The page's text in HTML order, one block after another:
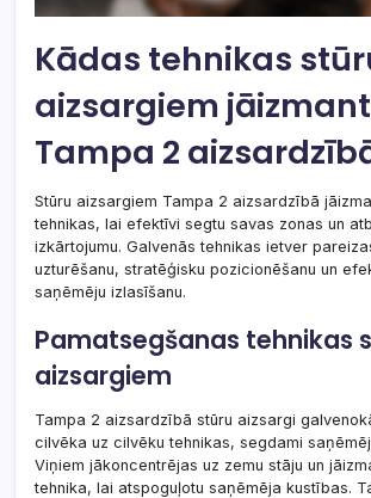
Kādas tehnikas
aizsargiem
Tampa 2
Stūru aizsargiem Tampa 2 aizsardzībā
tehnikas, lai efektīvi segtu savas zonas un
izkārtojumu. Galvenās tehnikas ietver
uzturēšanu, stratēģisku pozicionēšanu un
saņēmēju izlasīšanu.
Pamatsegšanas tehnikas
aizsargiem
Tampa 2 aizsardzībā stūru aizsargi
cilvēka uz cilvēku tehnikas, segdami
Viņiem jākoncentrējas uz zemu stāju un
tehnika, lai atspoguļotu saņēmēja kustības.